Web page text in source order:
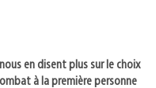
en disent plus sur le choix
à la première personne